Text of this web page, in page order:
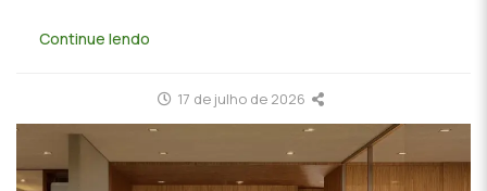
Continue lendo
17 de julho de 2026